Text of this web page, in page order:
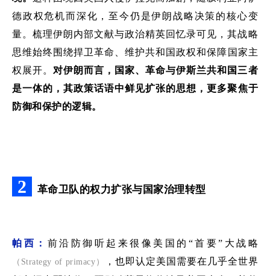
德政权危机而深化，至今仍是伊朗战略决策的核心变
量。梳理伊朗内部文献与政治精英回忆录可见，其战略
思维始终围绕捍卫革命、维护共和国政权和保障 国家主
权展开。 对伊朗而言， 国家、革命与伊斯兰共和国三者
是一体的 ，其政策话语中鲜见扩张的思想 ，更多聚焦于
防御和保护的逻辑。
2 革命卫队的权力扩张与国家治理转型
帕西： 前沿防御听起来很像美国的 “首要”大 战略
（ Strategy of primacy ） ，也即认定美国需要在几乎全世界